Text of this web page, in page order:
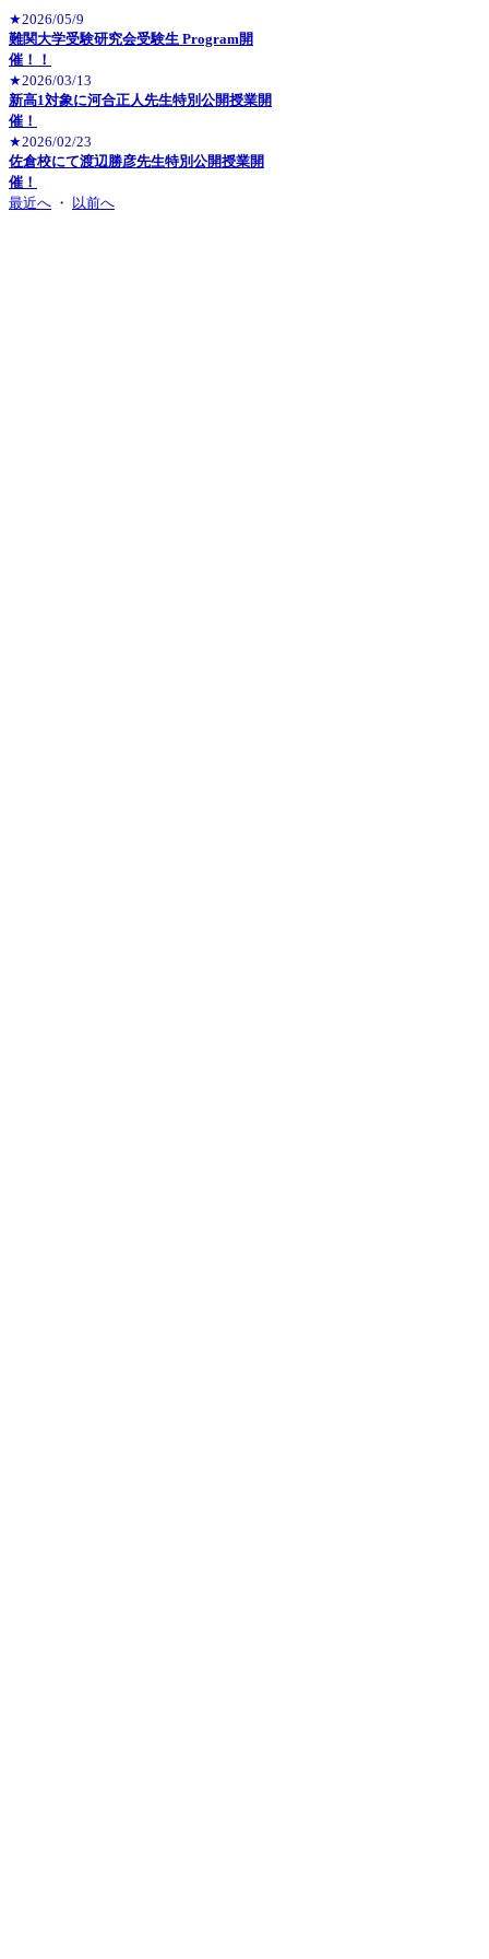
★2026/05/9
難関大学受験研究会受験生 Program開
催！！
★2026/03/13
新高1対象に河合正人先生特別公開授業開
催！
★2026/02/23
佐倉校にて渡辺勝彦先生特別公開授業開
催！
最近へ ・ 以前へ